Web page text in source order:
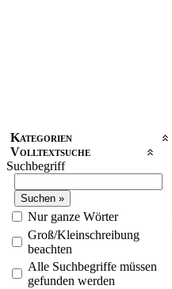
Kategorien
Volltextsuche
Suchbegriff
Nur ganze Wörter
Groß/Kleinschreibung
beachten
Alle Suchbegriffe müssen
gefunden werden